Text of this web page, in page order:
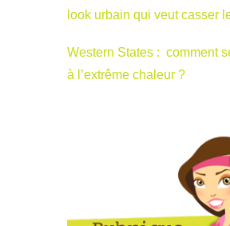
look urbain qui veut casser
Western States : comment
à l’extrême chaleur ?